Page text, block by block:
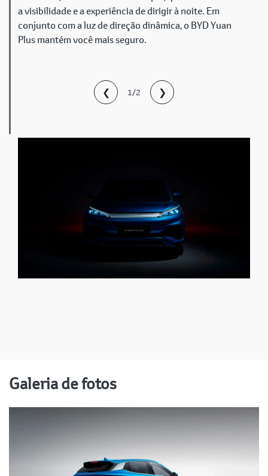
a visibilidade e a experiência de dirigir à noite. Em
conjunto com a luz de direção dinâmica, o BYD Yuan
Plus mantém você mais seguro.
❮ 1/2 ❯
Galeria de fotos